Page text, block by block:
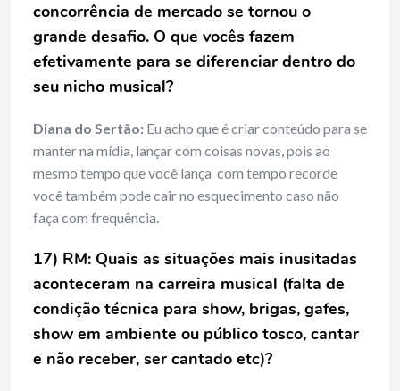
concorrência de mercado se tornou o
grande desafio. O que vocês fazem
efetivamente para se diferenciar dentro do
seu nicho musical?
Diana do Sertão: Eu acho que é criar conteúdo para se
manter na mídia, lançar com coisas novas, pois ao
mesmo tempo que você lança com tempo recorde
você também pode cair no esquecimento caso não
faça com frequência.
17) RM: Quais as situações mais inusitadas
aconteceram na carreira musical (falta de
condição técnica para show, brigas, gafes,
show em ambiente ou público tosco, cantar
e não receber, ser cantado etc)?